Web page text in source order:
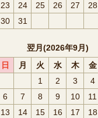
23
24 25 26 27 28
30
31
翌月(2026年9月)
日
月 火 水 木 金
1
2 3 4
6
7 8 9 10 11
13
14 15 16 17 18